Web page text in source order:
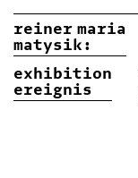
reinermaria
matysik:
exhibition
ereignis